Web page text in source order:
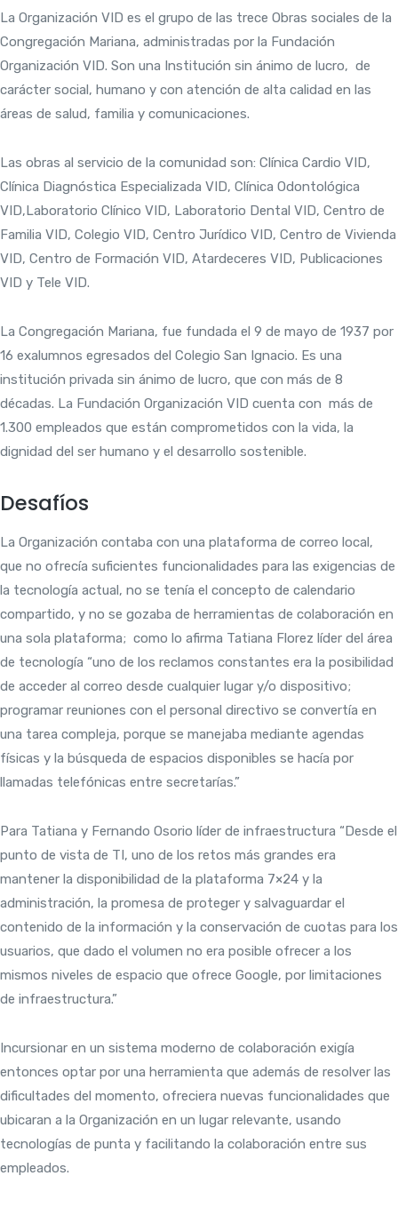
La Organización VID es el grupo de las trece Obras sociales de la
Congregación Mariana, administradas por la Fundación
Organización VID. Son una Institución sin ánimo de lucro, de
carácter social, humano y con atención de alta calidad en las
áreas de salud, familia y comunicaciones.
Las obras al servicio de la comunidad son: Clínica Cardio VID,
Clínica Diagnóstica Especializada VID, Clínica Odontológica
VID,Laboratorio Clínico VID, Laboratorio Dental VID, Centro de
Familia VID, Colegio VID, Centro Jurídico VID, Centro de Vivienda
VID, Centro de Formación VID, Atardeceres VID, Publicaciones
VID y Tele VID.
La Congregación Mariana, fue fundada el 9 de mayo de 1937 por
16 exalumnos egresados del Colegio San Ignacio. Es una
institución privada sin ánimo de lucro, que con más de 8
décadas. La Fundación Organización VID cuenta con más de
1.300 empleados que están comprometidos con la vida, la
dignidad del ser humano y el desarrollo sostenible.
Desafíos
La Organización contaba con una plataforma de correo local,
que no ofrecía suficientes funcionalidades para las exigencias de
la tecnología actual, no se tenía el concepto de calendario
compartido, y no se gozaba de herramientas de colaboración en
una sola plataforma; como lo afirma Tatiana Florez líder del área
de tecnología “uno de los reclamos constantes era la posibilidad
de acceder al correo desde cualquier lugar y/o dispositivo;
programar reuniones con el personal directivo se convertía en
una tarea compleja, porque se manejaba mediante agendas
físicas y la búsqueda de espacios disponibles se hacía por
llamadas telefónicas entre secretarías.”
Para Tatiana y Fernando Osorio líder de infraestructura “Desde el
punto de vista de TI, uno de los retos más grandes era
mantener la disponibilidad de la plataforma 7×24 y la
administración, la promesa de proteger y salvaguardar el
contenido de la información y la conservación de cuotas para los
usuarios, que dado el volumen no era posible ofrecer a los
mismos niveles de espacio que ofrece Google, por limitaciones
de infraestructura.”
Incursionar en un sistema moderno de colaboración exigía
entonces optar por una herramienta que además de resolver las
dificultades del momento, ofreciera nuevas funcionalidades que
ubicaran a la Organización en un lugar relevante, usando
tecnologías de punta y facilitando la colaboración entre sus
empleados.